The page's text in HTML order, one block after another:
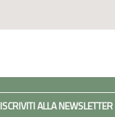
ISCRIVITI ALLA NEWSLETTER